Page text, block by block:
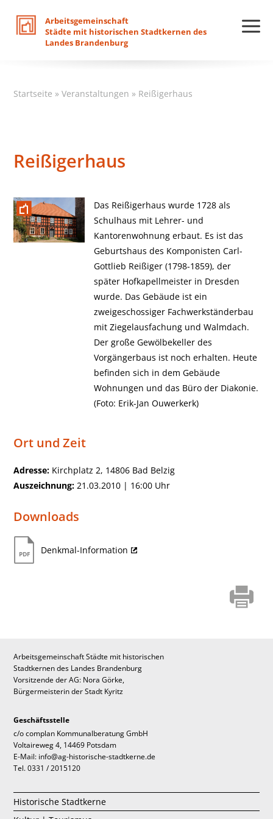
Arbeitsgemeinschaft
Städte mit historischen Stadtkernen des
Landes Brandenburg
Startseite »Veranstaltungen » Reißigerhaus
Reißigerhaus
Das Reißigerhaus wurde 1728 als
Schulhaus mit Lehrer- und
Kantorenwohnung erbaut. Es ist das
Geburtshaus des Komponisten Carl-
Gottlieb Reißiger (1798-1859), der
später Hofkapellmeister in Dresden
wurde. Das Gebäude ist ein
zweigeschossiger Fachwerkständerbau
mit Ziegelausfachung und Walmdach.
Der große Gewölbekeller des
Vorgängerbaus ist noch erhalten. Heute
befinden sich in dem Gebäude
Wohnungen und das Büro der Diakonie.
(Foto: Erik-Jan Ouwerkerk)
Ort und Zeit
Adresse: Kirchplatz 2, 14806 Bad Belzig
Auszeichnung: 21.03.2010 | 16:00 Uhr
Downloads
Denkmal-Information
Arbeitsgemeinschaft Städte mit historischen
Stadtkernen des Landes Brandenburg
Vorsitzende der AG: Nora Görke,
Bürgermeisterin der Stadt Kyritz
Geschäftsstelle
c/o complan Kommunalberatung GmbH
Voltaireweg 4, 14469 Potsdam
E-Mail: info@ag-historische-stadtkerne.de
Tel. 0331 / 2015120
Historische Stadtkerne